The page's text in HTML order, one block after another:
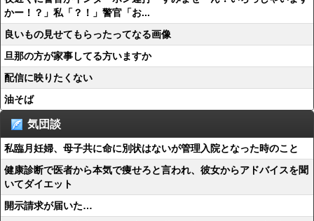
かー！？」私「？！」警官「お...
良いもの見せてもらったってなる画像
旦那の方が家事してる方いますか
配信に映りたくない
油そば
気団談
私臨月妊婦、母子共に命に別状はないが管理入院となった時のこと
健康診断で医者から本気で痩せろと言われ、彼女からアドバイスを聞
いてダイエット
開示請求が届いた…